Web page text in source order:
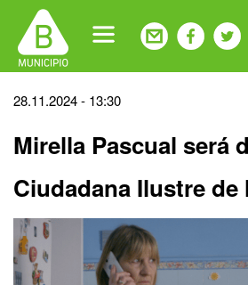
navigation
Back
top
28.11.2024 - 13:30
Mirella Pascual será
Ciudadana Ilustre de